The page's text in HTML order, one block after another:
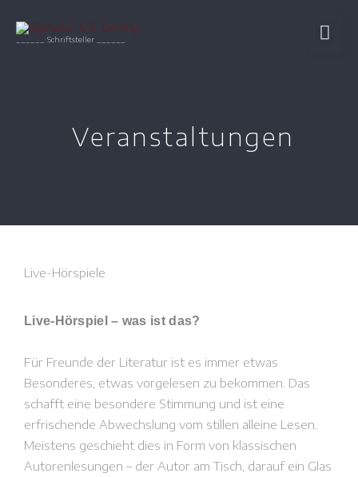
Inhalt
______ Schriftsteller ______
Veranstaltungen
Live-Hörspiele
Live-Hörspiel – was ist das?
Für Freunde der Literatur ist es immer etwas
Besonderes, etwas vorgelesen zu bekommen. Das
schafft eine besondere Stimmung und ist eine
erfrischende Abwechslung vom stillen alleine Lesen.
Meistens geschieht dies in Form von klassischen
Autorenlesungen – der Autor am Tisch, darauf ein Glas